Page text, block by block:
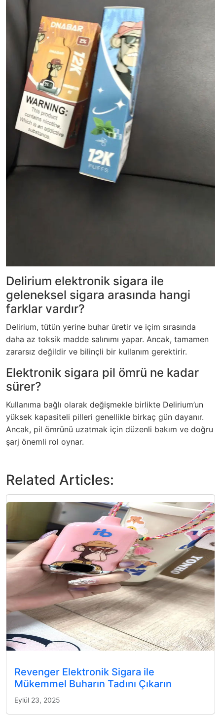
Delirium elektronik sigara ile
geleneksel sigara arasında hangi
farklar vardır?
Delirium, tütün yerine buhar üretir ve içim sırasında
daha az toksik madde salınımı yapar. Ancak, tamamen
zararsız değildir ve bilinçli bir kullanım gerektirir.
Elektronik sigara pil ömrü ne kadar
sürer?
Kullanıma bağlı olarak değişmekle birlikte Delirium’un
yüksek kapasiteli pilleri genellikle birkaç gün dayanır.
Ancak, pil ömrünü uzatmak için düzenli bakım ve doğru
şarj önemli rol oynar.
Related Articles:
Revenger Elektronik Sigara ile
Mükemmel Buharın Tadını Çıkarın
Eylül 23, 2025